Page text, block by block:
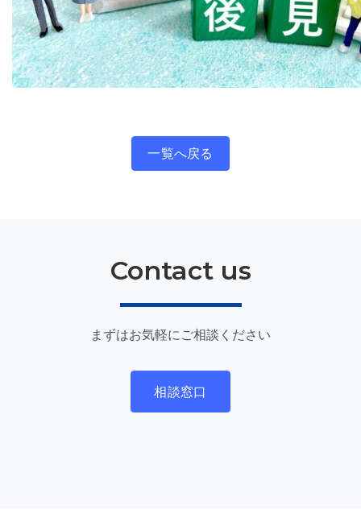
一覧へ戻る
Contact us
まずはお気軽にご相談ください
相談窓口